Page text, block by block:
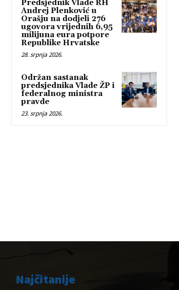
Predsjednik Vlade RH
Andrej Plenković u
Orašju na dodjeli 276
ugovora vrijednih 6,95
milijuna eura potpore
Republike Hrvatske
28. srpnja 2026.
Održan sastanak
predsjednika Vlade ŽP i
federalnog ministra
pravde
23. srpnja 2026.
Najčitanije